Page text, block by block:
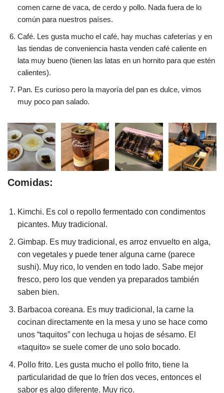
comen carne de vaca, de cerdo y pollo. Nada fuera de lo
común para nuestros países.
Café. Les gusta mucho el café, hay muchas cafeterías y en
las tiendas de conveniencia hasta venden café caliente en
lata muy bueno (tienen las latas en un hornito para que estén
calientes).
Pan. Es curioso pero la mayoría del pan es dulce, vimos
muy poco pan salado.
Comidas:
Kimchi. Es col o repollo fermentado con condimentos
picantes. Muy tradicional.
Gimbap. Es muy tradicional, es arroz envuelto en alga,
con vegetales y puede tener alguna carne (parece
sushi). Muy rico, lo venden en todo lado. Sabe mejor
fresco, pero los que venden ya preparados también
saben bien.
Barbacoa coreana. Es muy tradicional, la carne la
cocinan directamente en la mesa y uno se hace como
unos “taquitos” con lechuga u hojas de sésamo. El
«taquito» se suele comer de uno solo bocado.
Pollo frito. Les gusta mucho el pollo frito, tiene la
particularidad de que lo fríen dos veces, entonces el
sabor es algo diferente. Muy rico.